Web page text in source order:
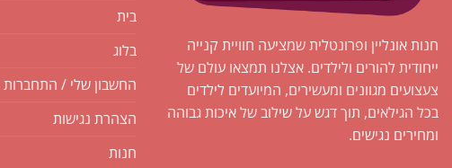
חנות אונליין ופרונטלית שמציעה חוויית קנייה
ייחודית להורים ולילדים. אצלנו תמצאו עולם של
צעצועים מגוונים ומעשירים, המיועדים לילדים
בכל הגילאים, תוך דגש על שילוב של איכות גבוהה
ומחירים נגישים.
בית
בלוג
החשבון שלי / התחברות
הצהרת נגישות
חנות